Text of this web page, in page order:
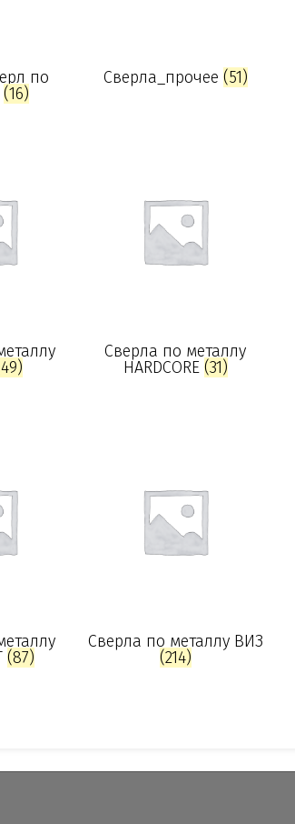
по
(16)
Сверла_прочее (51)
Сверла по металлу
HARDCORE (31)
(87)
Сверла по металлу ВИЗ
(214)